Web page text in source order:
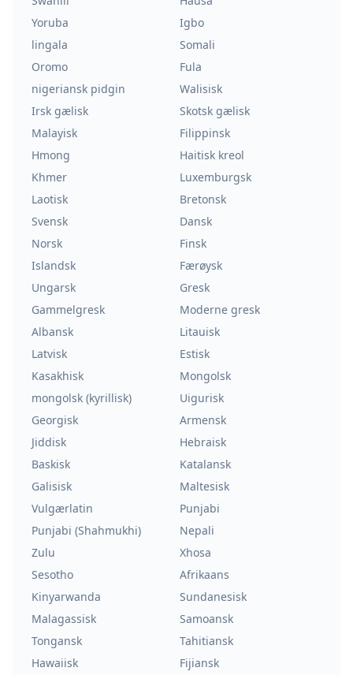
Yoruba
Igbo
lingala
Somali
Oromo
Fula
nigeriansk pidgin
Walisisk
Irsk gælisk
Skotsk gælisk
Malayisk
Filippinsk
Hmong
Haitisk kreol
Khmer
Luxemburgsk
Laotisk
Bretonsk
Svensk
Dansk
Norsk
Finsk
Islandsk
Færøysk
Ungarsk
Gresk
Gammelgresk
Moderne gresk
Albansk
Litauisk
Latvisk
Estisk
Kasakhisk
Mongolsk
mongolsk (kyrillisk)
Uigurisk
Georgisk
Armensk
Jiddisk
Hebraisk
Baskisk
Katalansk
Galisisk
Maltesisk
Vulgærlatin
Punjabi
Punjabi (Shahmukhi)
Nepali
Zulu
Xhosa
Sesotho
Afrikaans
Kinyarwanda
Sundanesisk
Malagassisk
Samoansk
Tongansk
Tahitiansk
Hawaiisk
Fijiansk